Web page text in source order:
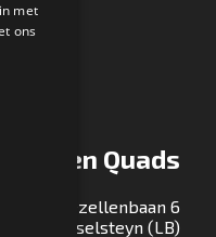
Quads
Gezellenbaan 6
5813 EA Ysselsteyn (LB)
met
ons